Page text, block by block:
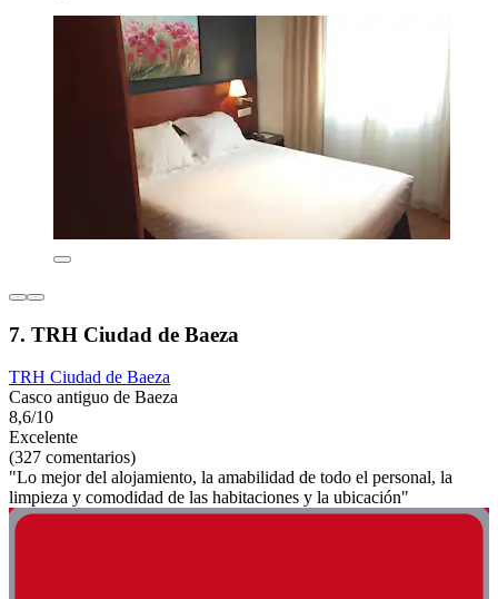
7. TRH Ciudad de Baeza
TRH Ciudad de Baeza
Casco antiguo de Baeza
8,6/10
Excelente
(327 comentarios)
"Lo mejor del alojamiento, la amabilidad de todo el personal, la
limpieza y comodidad de las habitaciones y la ubicación"